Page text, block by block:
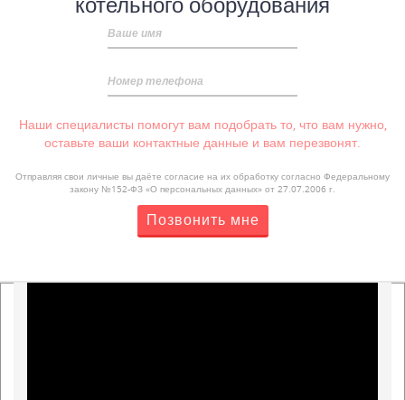
котельного оборудования
Ваше имя
Номер телефона
Наши специалисты помогут вам подобрать то, что вам нужно,
оставьте ваши контактные данные и вам перезвонят.
Отправляя свои личные вы даёте согласие на их обработку согласно Федеральному
закону №152-ФЗ «О персональных данных» от 27.07.2006 г.
Позвонить мне